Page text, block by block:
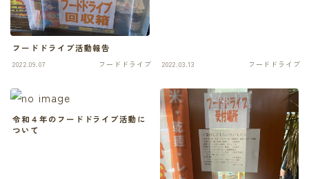
フードドライブ活動報告
2022.09.07 フードドライブ 2022.03.13 フードドライブ
令和４年のフードドライブ活動に
ついて